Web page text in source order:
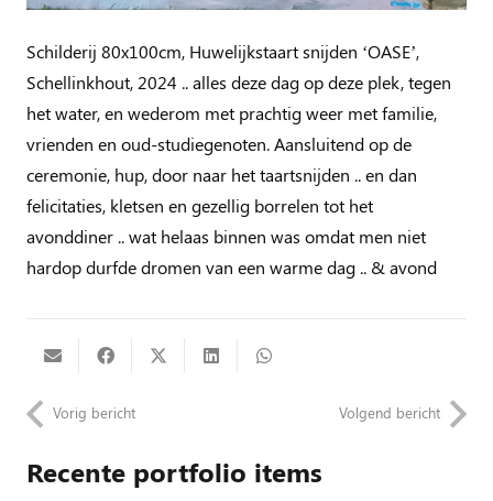
Schilderij 80x100cm, Huwelijkstaart snijden ‘OASE’,
Schellinkhout, 2024 .. alles deze dag op deze plek, tegen
het water, en wederom met prachtig weer met familie,
vrienden en oud-studiegenoten. Aansluitend op de
ceremonie, hup, door naar het taartsnijden .. en dan
felicitaties, kletsen en gezellig borrelen tot het
avonddiner .. wat helaas binnen was omdat men niet
hardop durfde dromen van een warme dag .. & avond
Vorig bericht Volgend bericht
Recente portfolio items